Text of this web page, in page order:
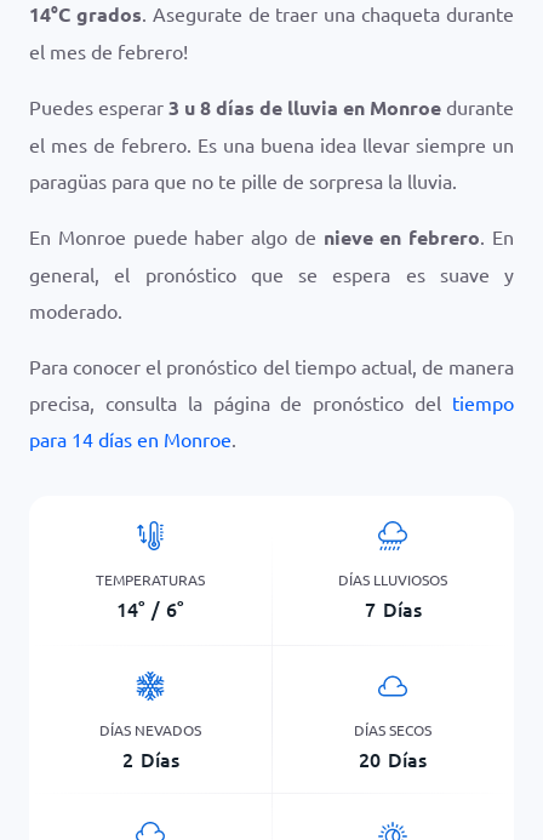
14°C grados. Asegurate de traer una chaqueta durante
el mes de febrero!
Puedes esperar 3 u 8 días de lluvia en Monroe durante
el mes de febrero. Es una buena idea llevar siempre un
paragüas para que no te pille de sorpresa la lluvia.
En Monroe puede haber algo de nieve en febrero. En
general, el pronóstico que se espera es suave y
moderado.
Para conocer el pronóstico del tiempo actual, de manera
precisa, consulta la página de pronóstico del tiempo
para 14 días en Monroe.
TEMPERATURAS
14° / 6°
DÍAS LLUVIOSOS
7 Días
DÍAS NEVADOS
2 Días
DÍAS SECOS
20 Días